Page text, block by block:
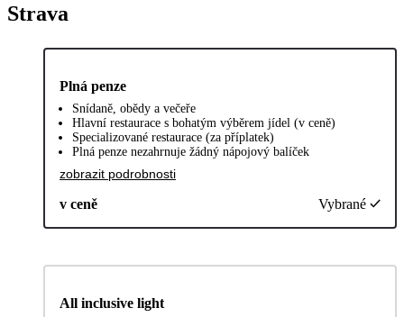
Strava
Plná penze
Snídaně, obědy a večeře
Hlavní restaurace s bohatým výběrem jídel (v ceně)
Specializované restaurace (za příplatek)
Plná penze nezahrnuje žádný nápojový balíček
zobrazit podrobnosti
v ceně Vybrané
All inclusive light